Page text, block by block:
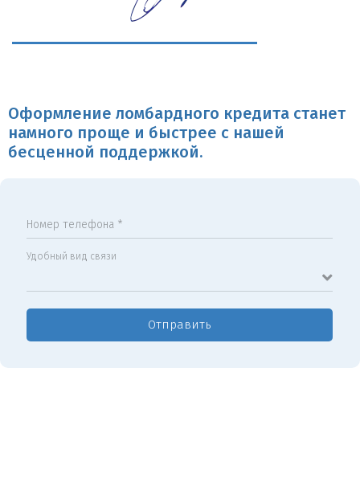
Оформление ломбардного кредита станет
намного проще и быстрее с нашей
бесценной поддержкой.
Номер телефона *
Удобный вид связи
Отправить